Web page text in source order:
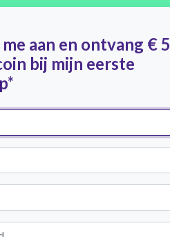
aan en ontvang € 5
bij mijn eerste